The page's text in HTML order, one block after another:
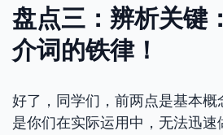
盘点三：辨析关键
介词的铁律！
好了，同学们，前两点是基本概
是你们在实际运用中，无法迅